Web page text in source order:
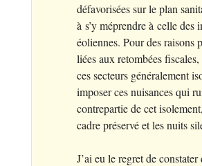
défavorisées sur le plan
à s’y méprendre à celle des
éoliennes. Pour des raisons
liées aux retombées
ces secteurs généralement
imposer ces nuisances qui
contrepartie de cet
cadre préservé et les nuits
J’ai eu le regret de